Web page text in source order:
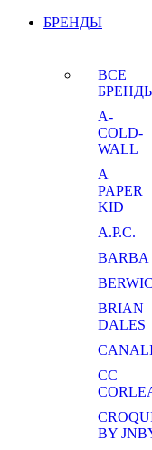
БРЕНДЫ
ВСЕ
A-
COLD-
WALL
A
PAPER
KID
A.P.C.
BARBA
BRIAN
DALES
CC
BY